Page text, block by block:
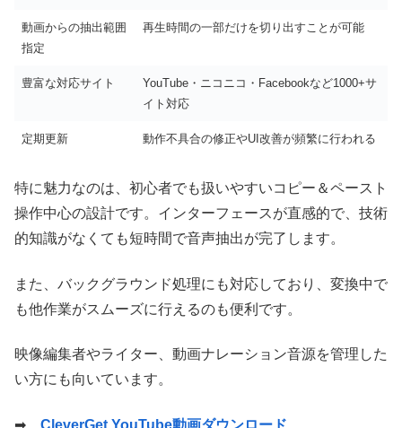
動画からの抽出範囲
指定
再生時間の一部だけを切り出すことが可能
豊富な対応サイト
YouTube・ニコニコ・Facebookなど1000+サ
イト対応
定期更新 動作不具合の修正やUI改善が頻繁に行われる
特に魅力なのは、初心者でも扱いやすいコピー＆ペースト
操作中心の設計です。インターフェースが直感的で、技術
的知識がなくても短時間で音声抽出が完了します。
また、バックグラウンド処理にも対応しており、変換中で
も他作業がスムーズに行えるのも便利です。
映像編集者やライター、動画ナレーション音源を管理した
い方にも向いています。
➡ CleverGet YouTube動画ダウンロード